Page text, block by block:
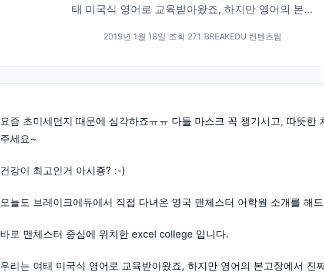
태 미국식 영어로 교육받아왔죠, 하지만 영어의 본...
2019년 1월 18일 조회 271 BREAKEDU 컨텐츠팀
요즘 초미세먼지 때문에 심각하죠ㅠㅠ 다들 마스크 꼭 챙기시고, 따뜻한
주세요~
건강이 최고인거 아시죵? :-)
오늘도 브레이크에듀에서 직접 다녀온 영국 맨체스터 어학원 소개를 해
바로 맨체스터 중심에 위치한 excel college 입니다.
우리는 여태 미국식 영어로 교육받아왔죠, 하지만 영어의 본고장에서 진